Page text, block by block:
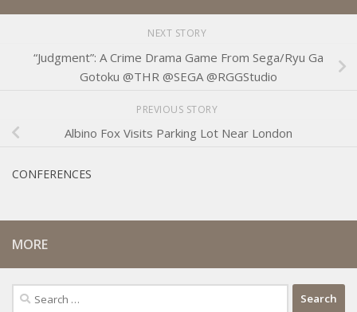
NEXT STORY
“Judgment”: A Crime Drama Game From Sega/Ryu Ga
Gotoku @THR @SEGA @RGGStudio
PREVIOUS STORY
Albino Fox Visits Parking Lot Near London
CONFERENCES
MORE
Search